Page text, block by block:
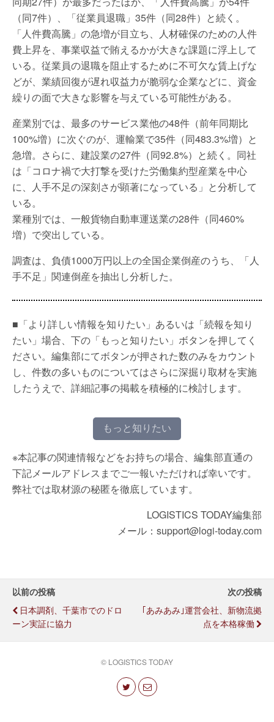
（同7件）、「従業員退職」35件（同28件）と続く。
「人件費高騰」の急増が目立ち、人材確保のための人件
費上昇を、事業収益で賄えるかが大きな課題に浮上して
いる。従業員の退職を阻止するために不可欠な賃上げな
どが、業績回復が遅れ収益力が脆弱な企業などに、資金
繰りの面で大きな影響を与えている可能性がある。
産業別では、最多のサービス業他の48件（前年同期比
100%増）に次ぐのが、運輸業で35件（同483.3%増）と
急増。さらに、建設業の27件（同92.8%）と続く。同社
は「コロナ禍で大打撃を受けた労働集約型産業を中心
に、人手不足の深刻さが顕著になっている」と分析して
いる。
業種別では、一般貨物自動車運送業の28件（同460%
増）で突出している。
調査は、負債1000万円以上の全国企業倒産のうち、「人
手不足」関連倒産を抽出し分析した。
■「より詳しい情報を知りたい」あるいは「続報を知り
たい」場合、下の「もっと知りたい」ボタンを押してく
ださい。編集部にてボタンが押された数のみをカウント
し、件数の多いものについてはさらに深掘り取材を実施
したうえで、詳細記事の掲載を積極的に検討します。
もっと知りたい
※本記事の関連情報などをお持ちの場合、編集部直通の
下記メールアドレスまでご一報いただければ幸いです。
弊社では取材源の秘匿を徹底しています。
LOGISTICS TODAY編集部
メール：support@logi-today.com
以前の投稿
日本調剤、千葉市でのドロ
ーン実証に協力
次の投稿
｢あみあみ｣運営会社、新物流拠
点を本格稼働
© LOGISTICS TODAY